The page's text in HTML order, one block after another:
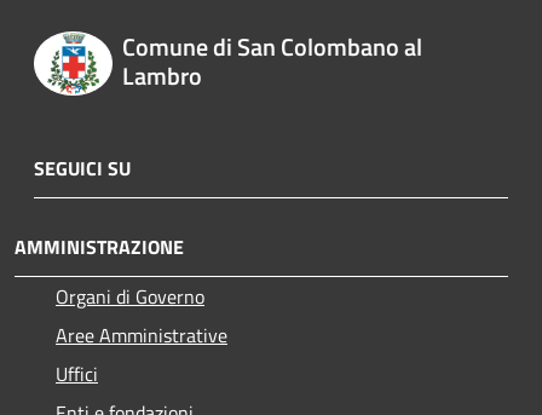
Comune di San Colombano al
Lambro
SEGUICI SU
AMMINISTRAZIONE
Organi di Governo
Aree Amministrative
Uffici